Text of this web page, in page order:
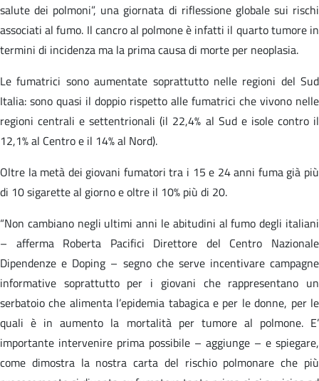
salute dei polmoni”, una giornata di riflessione globale sui rischi
associati al fumo. Il cancro al polmone è infatti il quarto tumore in
termini di incidenza ma la prima causa di morte per neoplasia.
Le fumatrici sono aumentate soprattutto nelle regioni del Sud
Italia: sono quasi il doppio rispetto alle fumatrici che vivono nelle
regioni centrali e settentrionali (il 22,4% al Sud e isole contro il
12,1% al Centro e il 14% al Nord).
Oltre la metà dei giovani fumatori tra i 15 e 24 anni fuma già più
di 10 sigarette al giorno e oltre il 10% più di 20.
“Non cambiano negli ultimi anni le abitudini al fumo degli italiani
– afferma Roberta Pacifici Direttore del Centro Nazionale
Dipendenze e Doping – segno che serve incentivare campagne
informative soprattutto per i giovani che rappresentano un
serbatoio che alimenta l’epidemia tabagica e per le donne, per le
quali è in aumento la mortalità per tumore al polmone. E’
importante intervenire prima possibile – aggiunge – e spiegare,
come dimostra la nostra carta del rischio polmonare che più